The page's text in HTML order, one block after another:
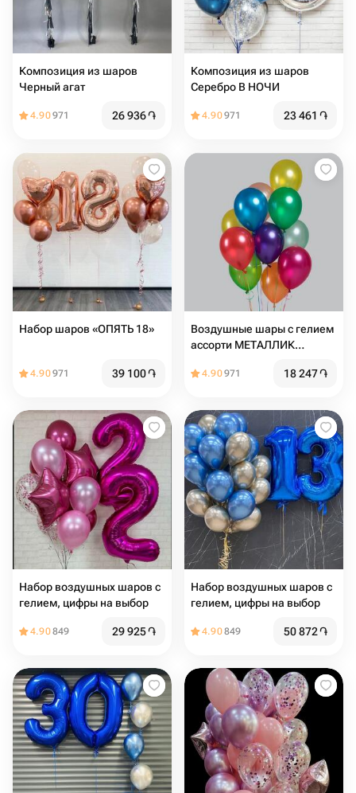
Композиция из шаров
Черный агат
4.90971 26 936֏
Композиция из шаров
Серебро В НОЧИ
4.90971 23 461 ֏
Набор шаров «ОПЯТЬ 18»
4.90971 39 100֏
Воздушные шары с гелием
ассорти МЕТАЛЛИК
4.90971 18 247֏
Набор воздушных шаров с
гелием, цифры на выбор
4.90849 29 925֏
Набор воздушных шаров с
гелием, цифры на выбор
4.90849 50 872֏